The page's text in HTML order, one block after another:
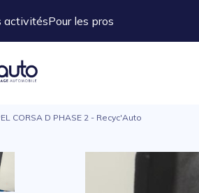
activitésPour les pros
CORSA D PHASE 2 - Recyc'Auto